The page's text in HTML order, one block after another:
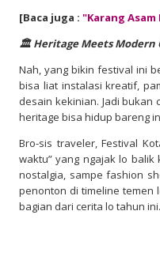
[Baca juga : "Karang Asam
🏛️ Heritage Meets Modern
Nah, yang bikin festival ini
bisa liat instalasi kreatif,
desain kekinian. Jadi
heritage bisa hidup bareng
Bro-sis traveler, Festival
waktu” yang ngajak lo
nostalgia, sampe fashion
penonton di timeline temen
bagian dari cerita lo tahun